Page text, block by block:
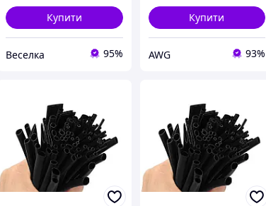
Купити
Веселка 95%
Купити
AWG 93%